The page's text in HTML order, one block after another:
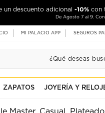
un descuento adicional -10% con
De Agosto 7 al 9.
MI PALACIO APP SEGUROS
ZAPATOS JOYERÍA Y